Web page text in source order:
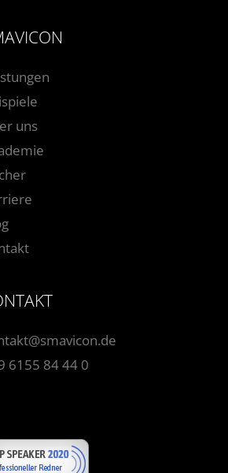
uns
6155 84 44 0